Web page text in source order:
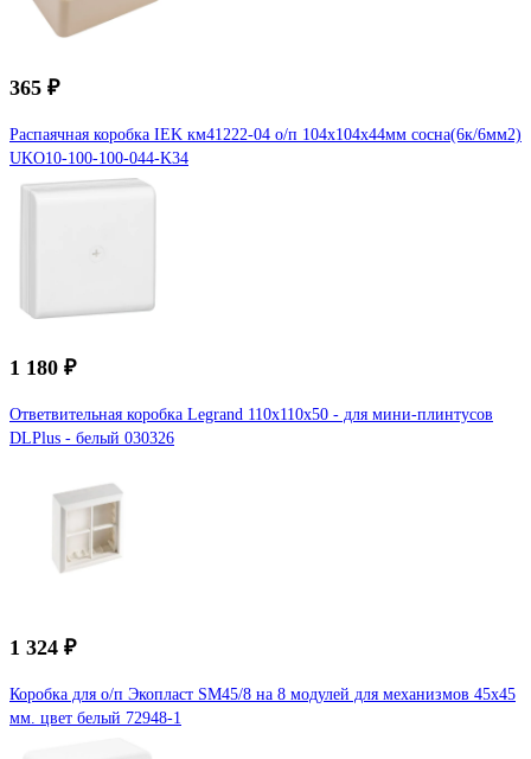
365 ₽
Распаячная коробка IEK км41222-04 о/п 104x104x44мм сосна(6к/6мм2)
UKO10-100-100-044-K34
1 180 ₽
Ответвительная коробка Legrand 110x110x50 - для мини-плинтусов
DLPlus - белый 030326
1 324 ₽
Коробка для о/п Экопласт SM45/8 на 8 модулей для механизмов 45х45
мм. цвет белый 72948-1